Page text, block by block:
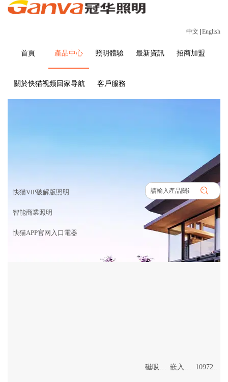
中文 English
首頁 產品中心 照明體驗 最新資訊 招商加盟
關於快猫视频回家导航 客戶服務
快猫VIP破解版照明
智能商業照明
快猫APP官网入口電器
磁吸格柵燈 嵌入式格柵燈 10972/24+56W